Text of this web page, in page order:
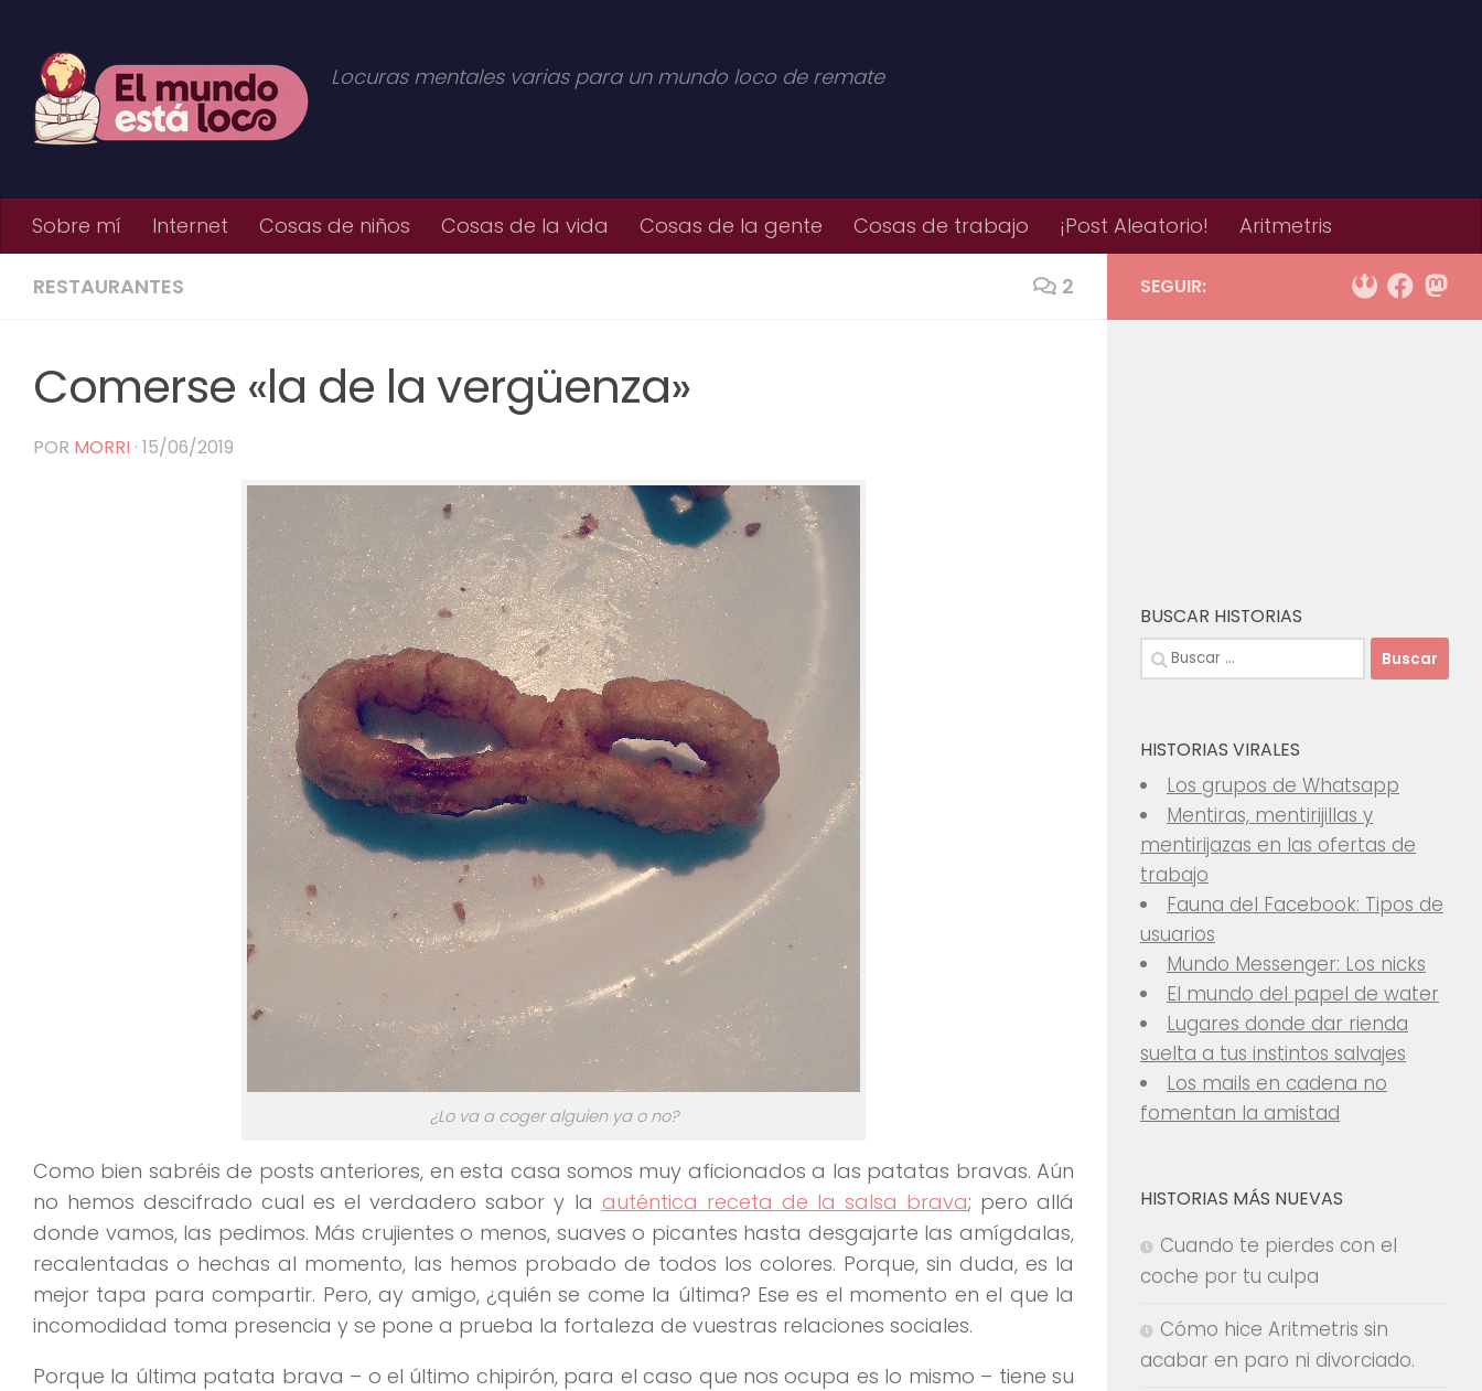
Locuras mentales varias para un mundo loco de remate
Sobre mí Internet Cosas de niños Cosas de la vida Cosas de la gente Cosas de trabajo ¡Post Aleatorio! Aritmetris
RESTAURANTES 2
Comerse «la de la vergüenza»
POR MORRI · 15/06/2019
¿Lo va a coger alguien ya o no?
Como bien sabréis de posts anteriores, en esta casa somos muy aficionados a las patatas bravas. Aún
no hemos descifrado cual es el verdadero sabor y la auténtica receta de la salsa brava; pero allá
donde vamos, las pedimos. Más crujientes o menos, suaves o picantes hasta desgajarte las amígdalas,
recalentadas o hechas al momento, las hemos probado de todos los colores. Porque, sin duda, es la
mejor tapa para compartir. Pero, ay amigo, ¿quién se come la última? Ese es el momento en el que la
incomodidad toma presencia y se pone a prueba la fortaleza de vuestras relaciones sociales.
Porque la última patata brava – o el último chipirón, para el caso que nos ocupa es lo mismo – tiene su
SEGUIR:
BUSCAR HISTORIAS
Buscar:
HISTORIAS VIRALES
Los grupos de Whatsapp
Mentiras, mentirijillas y
mentirijazas en las ofertas de
trabajo
Fauna del Facebook: Tipos de
usuarios
Mundo Messenger: Los nicks
El mundo del papel de water
Lugares donde dar rienda
suelta a tus instintos salvajes
Los mails en cadena no
fomentan la amistad
HISTORIAS MÁS NUEVAS
Cuando te pierdes con el
coche por tu culpa
Cómo hice Aritmetris sin
acabar en paro ni divorciado.